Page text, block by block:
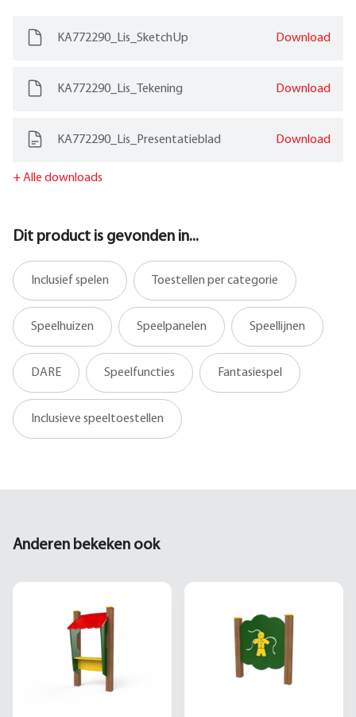
KA772290_Lis_SketchUp Download
KA772290_Lis_Tekening Download
KA772290_Lis_Presentatieblad Download
+Alle downloads
Dit product is gevonden in...
Inclusief spelen Toestellen per categorie
Speelhuizen Speelpanelen Speellijnen
DARE Speelfuncties Fantasiespel
Inclusieve speeltoestellen
Anderen bekeken ook